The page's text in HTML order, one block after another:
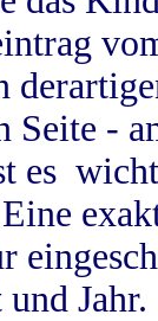
Seite -
es
Jahr.